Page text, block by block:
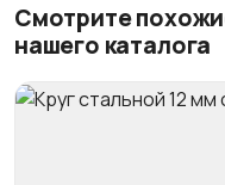
Смотрите
нашего каталога